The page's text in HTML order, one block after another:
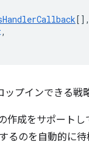
[],
,
プインできる戦
作成をサポート
るのを自動的に待